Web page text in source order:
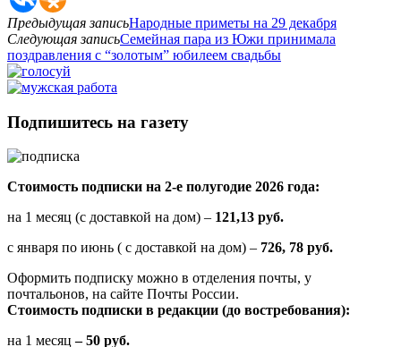
Предыдущая записьНародные приметы на 29 декабря
Следующая записьСемейная пара из Южи принимала
поздравления с “золотым” юбилеем свадьбы
Подпишитесь на газету
Стоимость подписки на 2-е полугодие 2026 года:
на 1 месяц (с доставкой на дом) – 121,13 руб.
с января по июнь ( с доставкой на дом) – 726, 78 руб.
Оформить подписку можно в отделения почты, у
почтальонов, на сайте Почты России.
Стоимость подписки в редакции (до востребования):
на 1 месяц – 50 руб.